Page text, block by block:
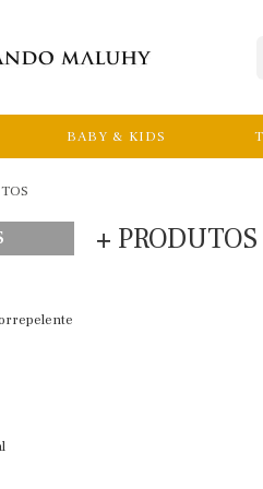
BABY & KIDS
+ PRODUTOS